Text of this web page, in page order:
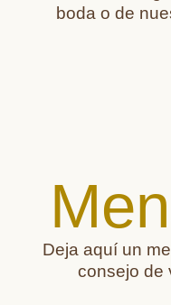
boda o de
Deja aquí un
consejo de